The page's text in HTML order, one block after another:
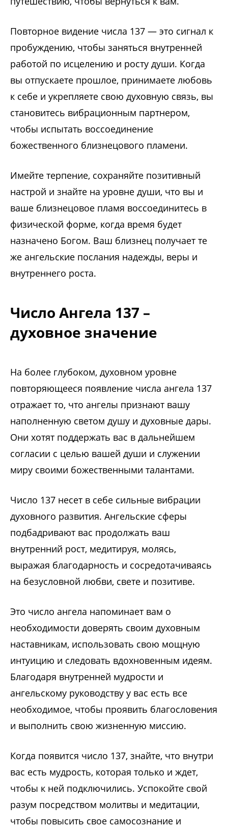
Повторное видение числа 137 — это сигнал к
пробуждению, чтобы заняться внутренней
работой по исцелению и росту души. Когда
вы отпускаете прошлое, принимаете любовь
к себе и укрепляете свою духовную связь, вы
становитесь вибрационным партнером,
чтобы испытать воссоединение
божественного близнецового пламени.
Имейте терпение, сохраняйте позитивный
настрой и знайте на уровне души, что вы и
ваше близнецовое пламя воссоединитесь в
физической форме, когда время будет
назначено Богом. Ваш близнец получает те
же ангельские послания надежды, веры и
внутреннего роста.
Число Ангела 137 –
духовное значение
На более глубоком, духовном уровне
повторяющееся появление числа ангела 137
отражает то, что ангелы признают вашу
наполненную светом душу и духовные дары.
Они хотят поддержать вас в дальнейшем
согласии с целью вашей души и служении
миру своими божественными талантами.
Число 137 несет в себе сильные вибрации
духовного развития. Ангельские сферы
подбадривают вас продолжать ваш
внутренний рост, медитируя, молясь,
выражая благодарность и сосредотачиваясь
на безусловной любви, свете и позитиве.
Это число ангела напоминает вам о
необходимости доверять своим духовным
наставникам, использовать свою мощную
интуицию и следовать вдохновенным идеям.
Благодаря внутренней мудрости и
ангельскому руководству у вас есть все
необходимое, чтобы проявить благословения
и выполнить свою жизненную миссию.
Когда появится число 137, знайте, что внутри
вас есть мудрость, которая только и ждет,
чтобы к ней подключились. Успокойте свой
разум посредством молитвы и медитации,
чтобы повысить свое самосознание и